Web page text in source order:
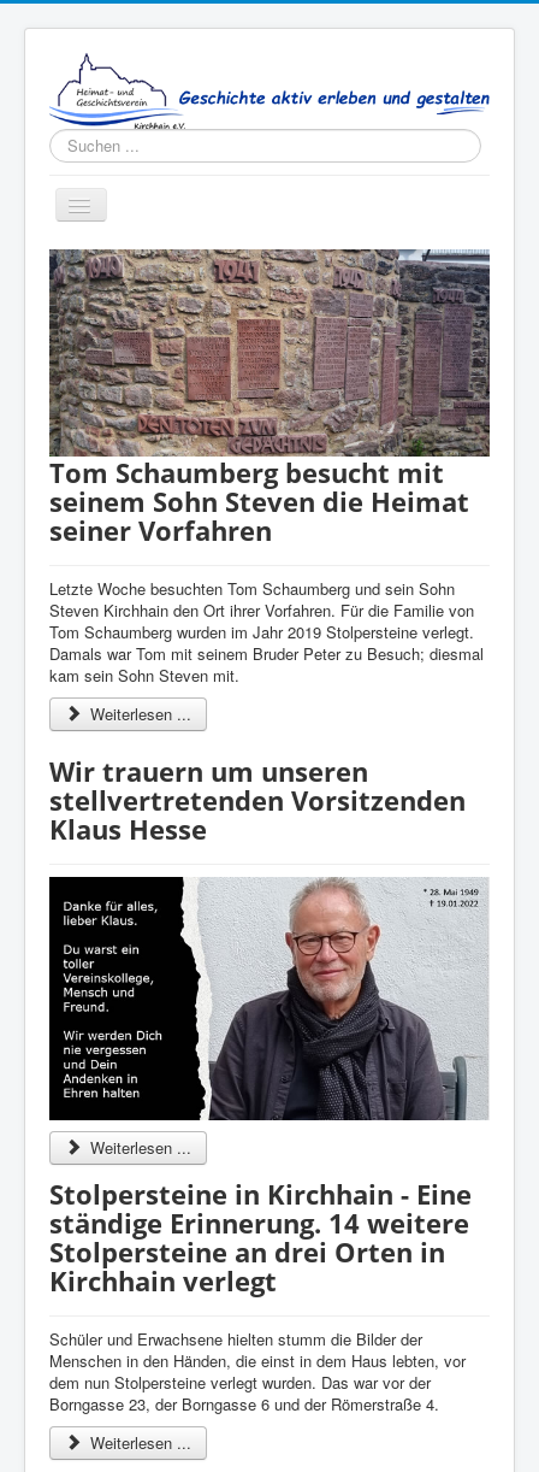
Suchen
...
Toggle
Navigation
Aktuelles
Verein
Publikationen
Kontakt
Tom Schaumberg besucht mit
seinem Sohn Steven die Heimat
seiner Vorfahren
Letzte Woche besuchten Tom Schaumberg und sein Sohn
Steven Kirchhain den Ort ihrer Vorfahren. Für die Familie von
Tom Schaumberg wurden im Jahr 2019 Stolpersteine verlegt.
Damals war Tom mit seinem Bruder Peter zu Besuch; diesmal
kam sein Sohn Steven mit.
Weiterlesen ...
Wir trauern um unseren
stellvertretenden Vorsitzenden
Klaus Hesse
Weiterlesen ...
Stolpersteine in Kirchhain - Eine
ständige Erinnerung. 14 weitere
Stolpersteine an drei Orten in
Kirchhain verlegt
Schüler und Erwachsene hielten stumm die Bilder der
Menschen in den Händen, die einst in dem Haus lebten, vor
dem nun Stolpersteine verlegt wurden. Das war vor der
Borngasse 23, der Borngasse 6 und der Römerstraße 4.
Weiterlesen ...